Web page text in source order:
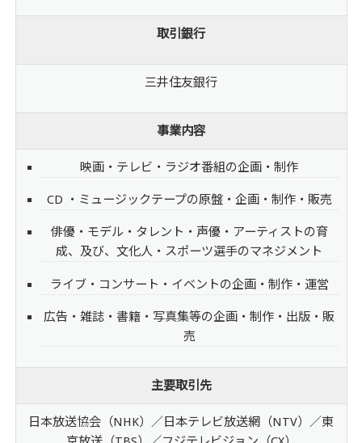
取引銀行
三井住友銀行
事業内容
映画・テレビ・ラジオ番組の企画・制作
CD ・ミュージックテープの原盤・企画・制作・販売
俳優・モデル・タレント・声優・アーティストの育
成、及び、文化人・スポーツ選手のマネジメント
ライブ・コンサート・イベントの企画・制作・運営
広告・雑誌・書籍・写真集等の企画・制作・出版・販
売
主要取引先
日本放送協会（NHK）／日本テレビ放送網（NTV）／東